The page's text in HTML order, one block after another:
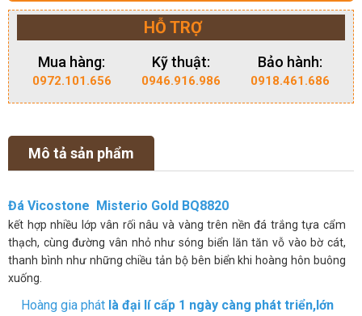
HỖ TRỢ
Mua hàng:
0972.101.656
Kỹ thuật:
0946.916.986
Bảo hành:
0918.461.686
Mô tả sản phẩm
Đá Vicostone Misterio Gold BQ8820
kết hợp nhiều lớp vân rối nâu và vàng trên nền đá trắng tựa cẩm
thạch, cùng đường vân nhỏ như sóng biển lăn tăn vỗ vào bờ cát,
thanh bình như những chiều tản bộ bên biển khi hoàng hôn buông
xuống.
Hoàng gia phátlà đại lí cấp 1 ngày càng phát triển,lớn